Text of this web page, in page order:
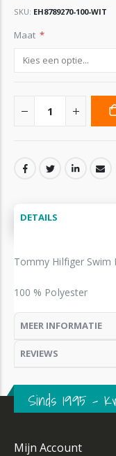
SKU EH8789270-100-WIT
Maat
DETAILS
Tommy Hilfiger Swim
100 % Polyester
MEER INFORMATIE
REVIEWS
Sinds 1995 –
Mijn Account